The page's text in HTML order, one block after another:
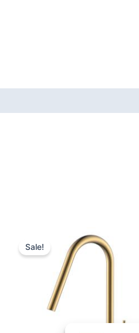
Sale!
precio
original
era:
135,52 €.
precio
actual